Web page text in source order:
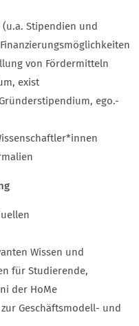
Stipendien und
von Fördermitteln
exist
ego.-
Wissen und
für Studierende,
der HoMe
Geschäftsmodell- und